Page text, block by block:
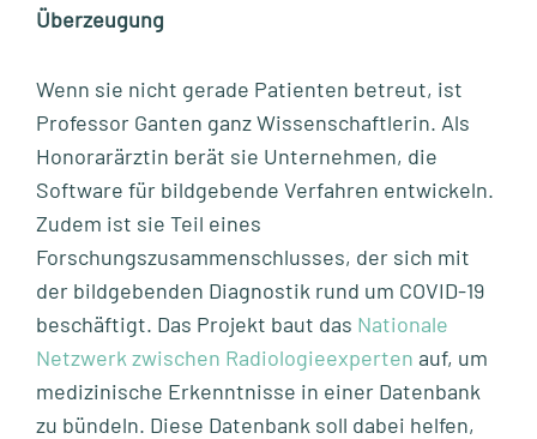
Überzeugung
Wenn sie nicht gerade Patienten betreut, ist
Professor Ganten ganz Wissenschaftlerin. Als
Honorarärztin berät sie Unternehmen, die
Software für bildgebende Verfahren entwickeln.
Zudem ist sie Teil eines
Forschungszusammenschlusses, der sich mit
der bildgebenden Diagnostik rund um COVID-19
beschäftigt. Das Projekt baut das Nationale
Netzwerk zwischen Radiologieexperten auf, um
medizinische Erkenntnisse in einer Datenbank
zu bündeln. Diese Datenbank soll dabei helfen,